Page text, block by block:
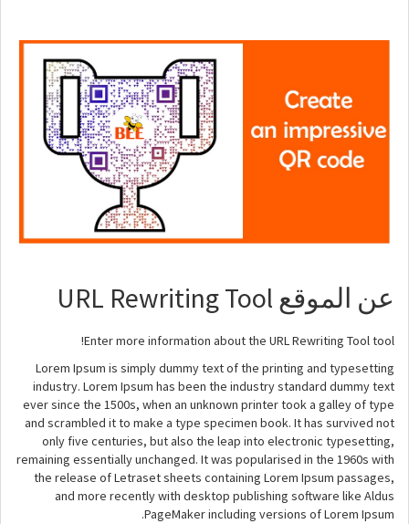
عن الموقع URL Rewriting Tool
Enter more information about the URL Rewriting Tool tool!
Lorem Ipsum is simply dummy text of the printing and typesetting
industry. Lorem Ipsum has been the industry standard dummy text
ever since the 1500s, when an unknown printer took a galley of type
and scrambled it to make a type specimen book. It has survived not
only five centuries, but also the leap into electronic typesetting,
remaining essentially unchanged. It was popularised in the 1960s with
the release of Letraset sheets containing Lorem Ipsum passages,
and more recently with desktop publishing software like Aldus
PageMaker including versions of Lorem Ipsum.